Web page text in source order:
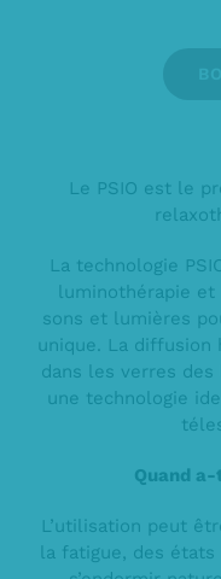
Le PSIO est le
La technologie
luminothérapie et
sons et lumières
unique. La diffusion
dans les verres des
une technologie
Quand
L’utilisation peut
la fatigue, des états